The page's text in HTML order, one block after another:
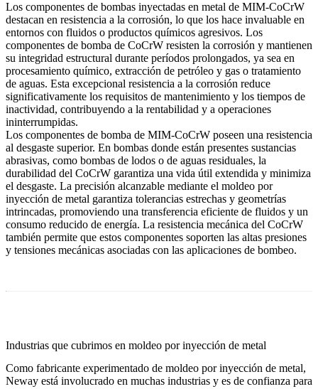
Los componentes de bombas inyectadas en metal de MIM-CoCrW
destacan en resistencia a la corrosión, lo que los hace invaluable en
entornos con fluidos o productos químicos agresivos. Los
componentes de bomba de CoCrW resisten la corrosión y mantienen
su integridad estructural durante períodos prolongados, ya sea en
procesamiento químico, extracción de petróleo y gas o tratamiento
de aguas. Esta excepcional resistencia a la corrosión reduce
significativamente los requisitos de mantenimiento y los tiempos de
inactividad, contribuyendo a la rentabilidad y a operaciones
ininterrumpidas.
Los componentes de bomba de MIM-CoCrW poseen una resistencia
al desgaste superior. En bombas donde están presentes sustancias
abrasivas, como bombas de lodos o de aguas residuales, la
durabilidad del CoCrW garantiza una vida útil extendida y minimiza
el desgaste. La precisión alcanzable mediante el moldeo por
inyección de metal garantiza tolerancias estrechas y geometrías
intrincadas, promoviendo una transferencia eficiente de fluidos y un
consumo reducido de energía. La resistencia mecánica del CoCrW
también permite que estos componentes soporten las altas presiones
y tensiones mecánicas asociadas con las aplicaciones de bombeo.
Industrias que cubrimos en moldeo por inyección de metal
Como fabricante experimentado de moldeo por inyección de metal,
Neway está involucrado en muchas industrias y es de confianza para